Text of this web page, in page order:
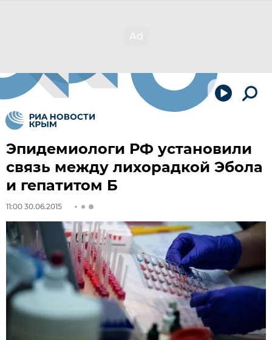
Эпидемиологи РФ установили
связь между лихорадкой Эбола
и гепатитом Б
11:00 30.06.2015